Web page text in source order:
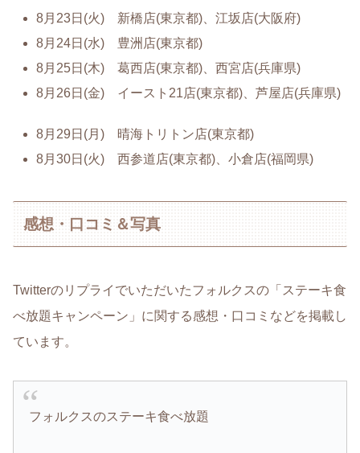
8月23日(火) 新橋店(東京都)、江坂店(大阪府)
8月24日(水) 豊洲店(東京都)
8月25日(木) 葛西店(東京都)、西宮店(兵庫県)
8月26日(金) イースト21店(東京都)、芦屋店(兵庫県)
8月29日(月) 晴海トリトン店(東京都)
8月30日(火) 西参道店(東京都)、小倉店(福岡県)
感想・口コミ＆写真
Twitterのリプライでいただいたフォルクスの「ステーキ食
べ放題キャンペーン」に関する感想・口コミなどを掲載し
ています。
フォルクスのステーキ食べ放題